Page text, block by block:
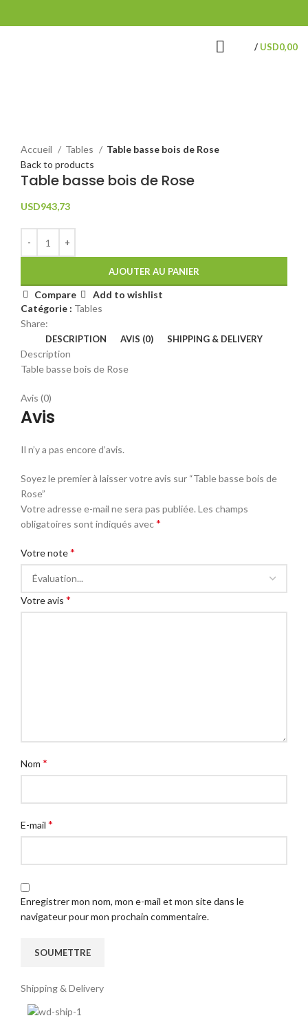
/ USD0,00
Accueil
Tables
Table basse bois de Rose
Back to products
Table basse bois de Rose
USD943,73
AJOUTER AU PANIER
Compare
Add to wishlist
Catégorie : Tables
Share:
DESCRIPTION AVIS (0) SHIPPING & DELIVERY
Description
Table basse bois de Rose
Avis (0)
Avis
Il n’y a pas encore d’avis.
Soyez le premier à laisser votre avis sur “Table basse bois de
Rose”
Votre adresse e-mail ne sera pas publiée.Les champs
obligatoires sont indiqués avec*
Votre note*
Votre avis *
Nom *
E-mail *
Enregistrer mon nom, mon e-mail et mon site dans le
navigateur pour mon prochain commentaire.
Shipping & Delivery